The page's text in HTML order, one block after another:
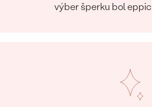
výber šperku bol